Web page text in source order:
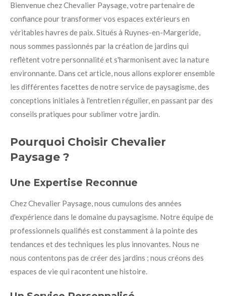
Bienvenue chez Chevalier Paysage, votre partenaire de
confiance pour transformer vos espaces extérieurs en
véritables havres de paix. Situés à Ruynes-en-Margeride,
nous sommes passionnés par la création de jardins qui
reflètent votre personnalité et s'harmonisent avec la nature
environnante. Dans cet article, nous allons explorer ensemble
les différentes facettes de notre service de paysagisme, des
conceptions initiales à l'entretien régulier, en passant par des
conseils pratiques pour sublimer votre jardin.
Pourquoi Choisir Chevalier
Paysage ?
Une Expertise Reconnue
Chez Chevalier Paysage, nous cumulons des années
d'expérience dans le domaine du paysagisme. Notre équipe de
professionnels qualifiés est constamment à la pointe des
tendances et des techniques les plus innovantes. Nous ne
nous contentons pas de créer des jardins ; nous créons des
espaces de vie qui racontent une histoire.